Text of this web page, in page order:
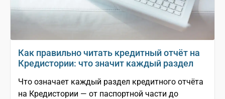
Как правильно читать кредитный отчёт на
Кредистории: что значит каждый раздел
Что означает каждый раздел кредитного отчёта
на Кредистории — от паспортной части до